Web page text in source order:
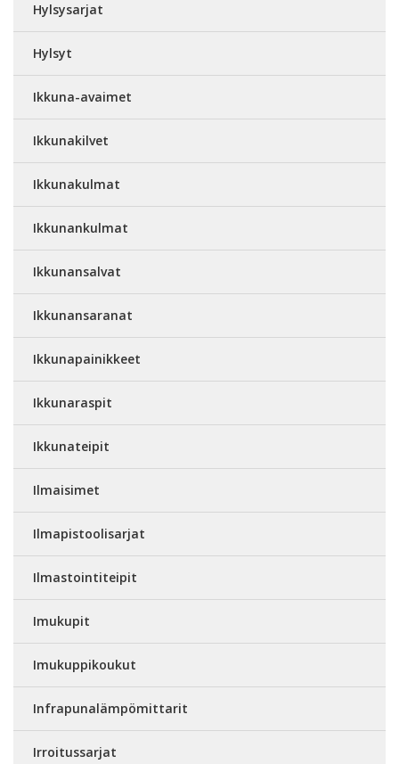
Hylsysarjat
Hylsyt
Ikkuna-avaimet
Ikkunakilvet
Ikkunakulmat
Ikkunankulmat
Ikkunansalvat
Ikkunansaranat
Ikkunapainikkeet
Ikkunaraspit
Ikkunateipit
Ilmaisimet
Ilmapistoolisarjat
Ilmastointiteipit
Imukupit
Imukuppikoukut
Infrapunalämpömittarit
Irroitussarjat